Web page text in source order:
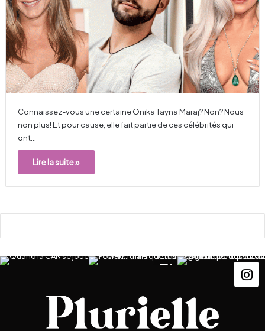
Connaissez-vous une certaine Onika Tayna Maraj? Non? Nous
non plus! Et pour cause, elle fait partie de ces célébrités qui
ont…
Lire la suite »